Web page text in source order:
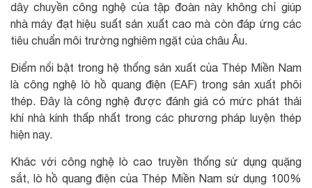
dây chuyền công nghệ của tập đoàn này không chỉ giúp
nhà máy đạt hiệu suất sản xuất cao mà còn đáp ứng các
tiêu chuẩn môi trường nghiêm ngặt của châu Âu.
Điểm nổi bật trong hệ thống sản xuất của Thép Miền Nam
là công nghệ lò hồ quang điện (EAF) trong sản xuất phôi
thép. Đây là công nghệ được đánh giá có mức phát thải
khí nhà kính thấp nhất trong các phương pháp luyện thép
hiện nay.
Khác với công nghệ lò cao truyền thống sử dụng quặng
sắt, lò hồ quang điện của Thép Miền Nam sử dụng 100%